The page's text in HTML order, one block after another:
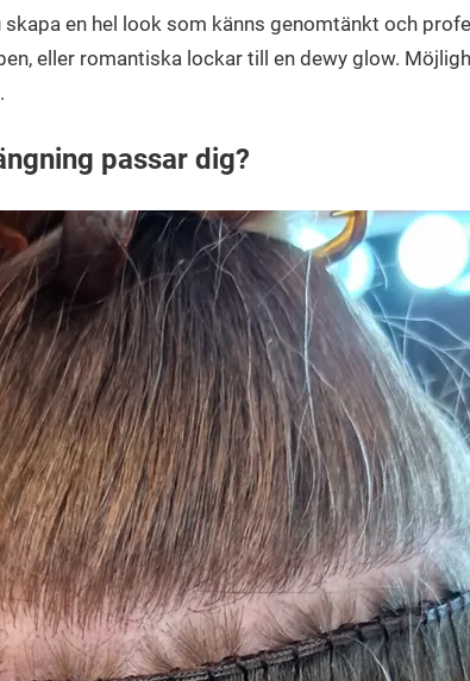
skapa en hel look som känns genomtänkt och
eller romantiska lockar till en dewy glow.
passar dig?